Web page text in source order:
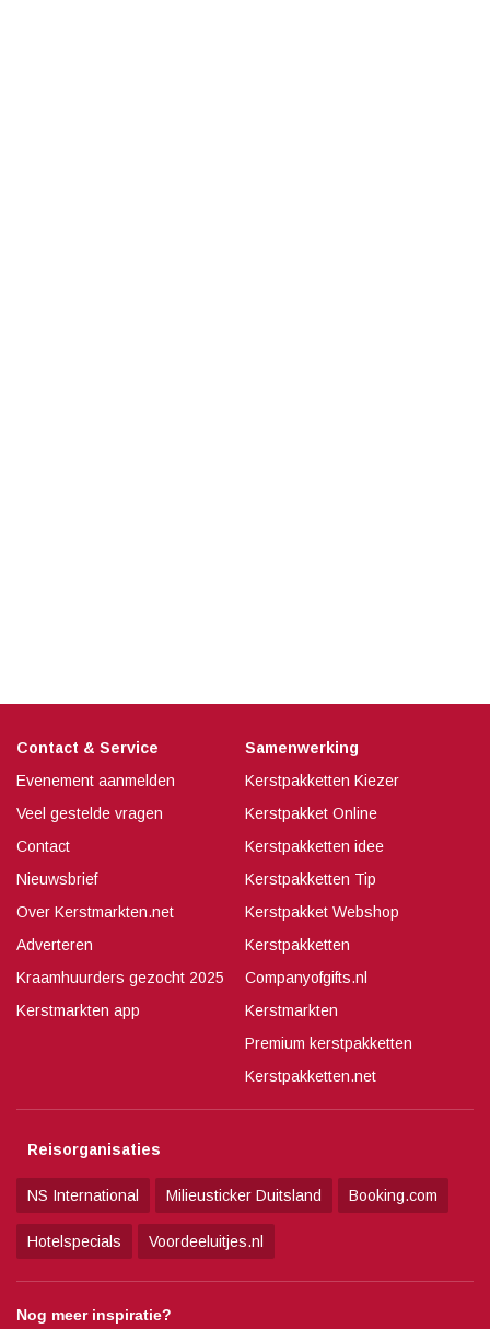
Contact & Service
Evenement aanmelden
Veel gestelde vragen
Contact
Nieuwsbrief
Over Kerstmarkten.net
Adverteren
Kraamhuurders gezocht 2025
Kerstmarkten app
Samenwerking
Kerstpakketten Kiezer
Kerstpakket Online
Kerstpakketten idee
Kerstpakketten Tip
Kerstpakket Webshop
Kerstpakketten
Companyofgifts.nl
Kerstmarkten
Premium kerstpakketten
Kerstpakketten.net
Reisorganisaties
NS International Milieusticker Duitsland Booking.com
Hotelspecials Voordeeluitjes.nl
Nog meer inspiratie?